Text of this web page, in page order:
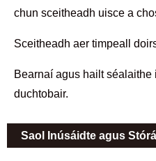
chun sceitheadh ​​uisce a
Sceitheadh ​​aer timpeall
Bearnaí agus hailt
duchtobair.
Saol Inúsáidte agus